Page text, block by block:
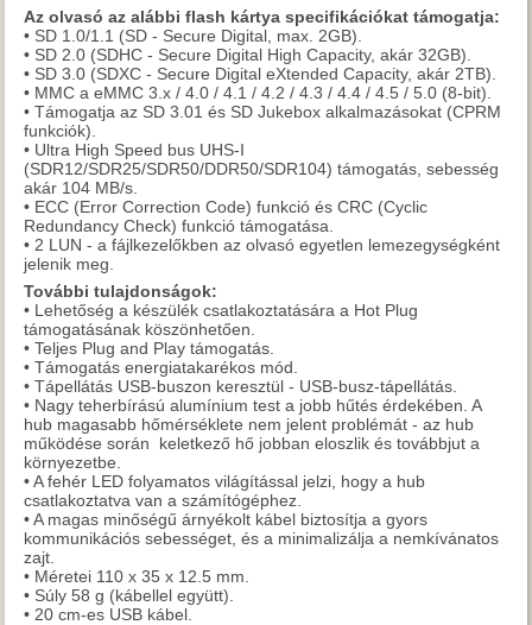
Az olvasó az alábbi flash kártya specifikációkat támogatja:
• SD 1.0/1.1 (SD - Secure Digital, max. 2GB).
• SD 2.0 (SDHC - Secure Digital High Capacity, akár 32GB).
• SD 3.0 (SDXC - Secure Digital eXtended Capacity, akár 2TB).
• MMC a eMMC 3.x / 4.0 / 4.1 / 4.2 / 4.3 / 4.4 / 4.5 / 5.0 (8-bit).
• Támogatja az SD 3.01 és SD Jukebox alkalmazásokat (CPRM
funkciók).
• Ultra High Speed bus UHS-I
(SDR12/SDR25/SDR50/DDR50/SDR104) támogatás, sebesség
akár 104 MB/s.
• ECC (Error Correction Code) funkció és CRC (Cyclic
Redundancy Check) funkció támogatása.
• 2 LUN - a fájlkezelőkben az olvasó egyetlen lemezegységként
jelenik meg.
További tulajdonságok:
• Lehetőség a készülék csatlakoztatására a Hot Plug
támogatásának köszönhetően.
• Teljes Plug and Play támogatás.
• Támogatás energiatakarékos mód.
• Tápellátás USB-buszon keresztül - USB-busz-tápellátás.
• Nagy teherbírású alumínium test a jobb hűtés érdekében. A
hub magasabb hőmérséklete nem jelent problémát - az hub
működése során keletkező hő jobban eloszlik és továbbjut a
környezetbe.
• A fehér LED folyamatos világítással jelzi, hogy a hub
csatlakoztatva van a számítógéphez.
• A magas minőségű árnyékolt kábel biztosítja a gyors
kommunikációs sebességet, és a minimalizálja a nemkívánatos
zajt.
• Méretei 110 x 35 x 12.5 mm.
• Súly 58 g (kábellel együtt).
• 20 cm-es USB kábel.